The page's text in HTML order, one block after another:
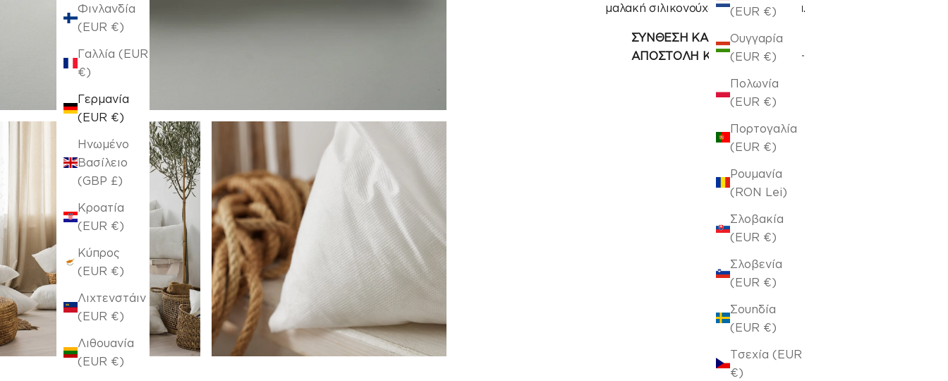
(EUR €)
Ουγγαρία
(EUR €)
Πολωνία
(EUR €)
Πορτογαλία
(EUR €)
Ρουμανία
(RON Lei)
Σλοβακία
(EUR €)
Σλοβενία
(EUR €)
Σουηδία
(EUR €)
Τσεχία (EUR
€)
Φινλανδία
(EUR €)
Γαλλία (EUR
€)
Γερμανία
(EUR €)
Ηνωμένο
Βασίλειο
(GBP £)
Κροατία
(EUR €)
Κύπρος
(EUR €)
Λιχτενστάιν
(EUR €)
Λιθουανία
(EUR €)
μαλακή σιλικονούχα ίνα πολυεστέρα.
ΣΥΝΘΕΣΗ ΚΑΙ ΦΡΟΝΤΙΔΑ
ΑΠΟΣΤΟΛΗ ΚΑΙ ΕΠΙΣΤΡΟΦΗ